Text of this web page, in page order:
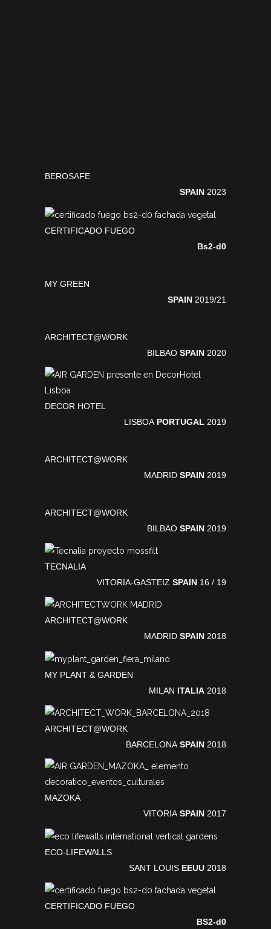
BEROSAFE
SPAIN 2023
CERTIFICADO FUEGO
Bs2-d0
MY GREEN
SPAIN 2019/21
ARCHITECT@WORK
BILBAO SPAIN 2020
DECOR HOTEL
LISBOA PORTUGAL 2019
ARCHITECT@WORK
MADRID SPAIN 2019
ARCHITECT@WORK
BILBAO SPAIN 2019
TECNALIA
VITORIA-GASTEIZ SPAIN 16 / 19
ARCHITECT@WORK
MADRID SPAIN 2018
MY PLANT & GARDEN
MILAN ITALIA 2018
ARCHITECT@WORK
BARCELONA SPAIN 2018
MAZOKA
VITORIA SPAIN 2017
ECO-LIFEWALLS
SANT LOUIS EEUU 2018
CERTIFICADO FUEGO
BS2-d0